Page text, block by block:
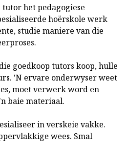
het pedagogiese
hoërskole werk
studie maniere van die
goedkoop tutors koop, hulle
'N ervare onderwyser weet
moet verwerk word en
baie materiaal.
in verskeie vakke.
wees. Smal